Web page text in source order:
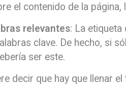
el contenido de la
relevantes: La
clave. De hecho, si
ser este.
decir que hay que llenar